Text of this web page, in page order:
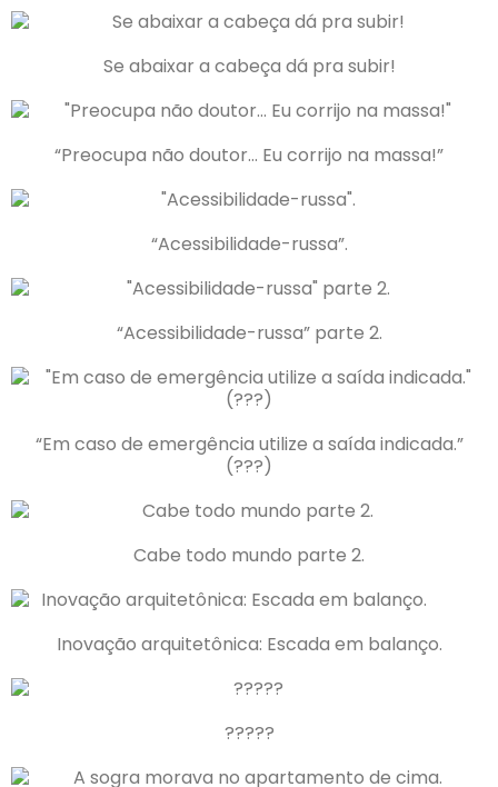
Se abaixar a cabeça dá pra subir!
“Preocupa não doutor… Eu corrijo na massa!”
“Acessibilidade-russa”.
“Acessibilidade-russa” parte 2.
“Em caso de emergência utilize a saída indicada.”
(???)
Cabe todo mundo parte 2.
Inovação arquitetônica: Escada em balanço.
?????